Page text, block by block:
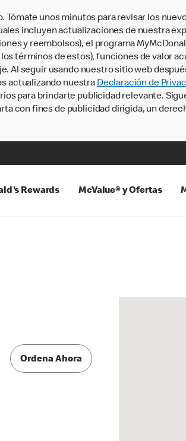
Tómate unos minutos para revisar los
incluyen actualizaciones de nuestra
y reembolsos), el programa
términos de estos), funciones de valor
Al seguir usando nuestro sitio web
actualizando nuestra Declaración de
para brindarte publicidad relevante.
con fines de publicidad dirigida, un
Rewards McValue® y Ofertas
Ordena Ahora